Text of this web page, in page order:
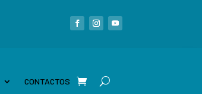
CONTACTOS